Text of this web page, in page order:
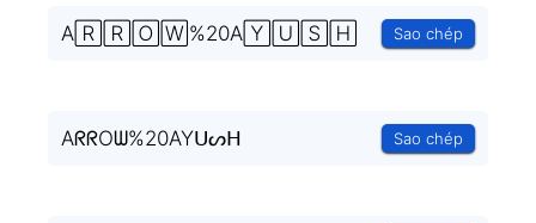
A🅁🅁🄾🅆%20A🅈🅄🅂🄷 Sao chép
AᖇᖇOᗯ%20AYᑌᔕᕼ Sao chép